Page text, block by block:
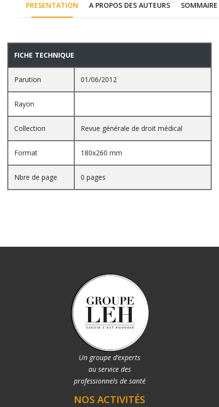
PRESENTATION A PROPOS DES AUTEURS SOMMAIRE
PRESENTATION
FICHE TECHNIQUE
Parution 01/06/2012
Rayon
Collection Revue générale de droit médical
Format 180x260 mm
Nbre de page 0 pages
Un groupe d’experts
au service des
professionnels de santé
NOS ACTIVITÉS